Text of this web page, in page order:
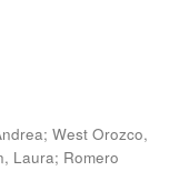
; West Orozco,
Laura; Romero